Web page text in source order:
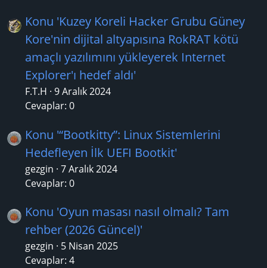
Konu 'Kuzey Koreli Hacker Grubu Güney
Kore'nin dijital altyapısına RokRAT kötü
amaçlı yazılımını yükleyerek Internet
Explorer'ı hedef aldı'
F.T.H 9 Aralık 2024
Cevaplar: 0
Konu '“Bootkitty”: Linux Sistemlerini
Hedefleyen İlk UEFI Bootkit'
gezgin 7 Aralık 2024
Cevaplar: 0
Konu 'Oyun masası nasıl olmalı? Tam
rehber (2026 Güncel)'
gezgin
5 Nisan 2025
Cevaplar: 4